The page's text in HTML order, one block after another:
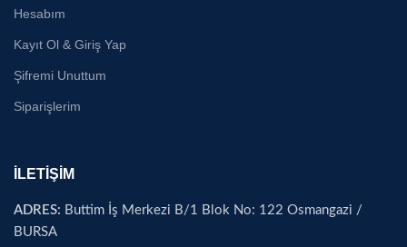
Hesabım
Kayıt Ol & Giriş Yap
Şifremi Unuttum
Siparişlerim
İLETİŞİM
ADRES: Buttim İş Merkezi B/1 Blok No: 122 Osmangazi /
BURSA